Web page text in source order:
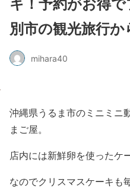
キ！予約がお得
別市の観光旅行
mihara40
沖縄県うるま市のミニミニ
まご屋。
店内には新鮮卵を使ったケ
なのでクリスマスケーキも